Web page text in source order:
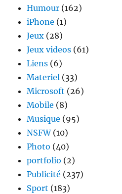
Humour (162)
iPhone (1)
Jeux (28)
Jeux videos (61)
Liens (6)
Materiel (33)
Microsoft (26)
Mobile (8)
Musique (95)
NSFW(10)
Photo (40)
portfolio (2)
Publicité (237)
Sport (183)